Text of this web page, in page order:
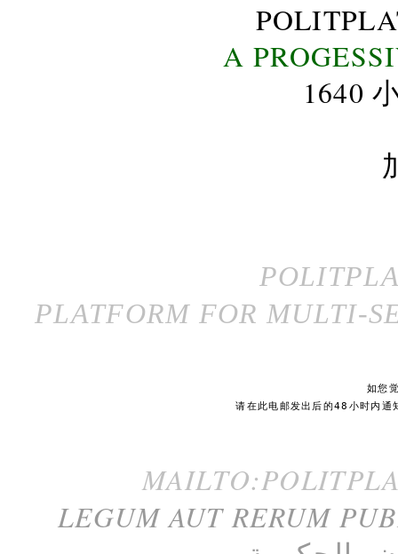
A
1640
PLATFORM FOR MULTI-
如您
请在此电邮发出后的48小时内通
LEGUM AUT RERUM